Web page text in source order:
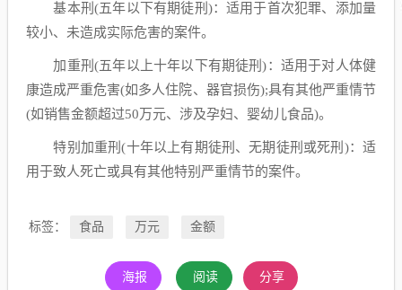
基本刑(五年以下有期徒刑)：适用于首次犯罪、添加量
较小、未造成实际危害的案件。
加重刑(五年以上十年以下有期徒刑)：适用于对人体健
康造成严重危害(如多人住院、器官损伤);具有其他严重情节
(如销售金额超过50万元、涉及孕妇、婴幼儿食品)。
特别加重刑(十年以上有期徒刑、无期徒刑或死刑)：适
用于致人死亡或具有其他特别严重情节的案件。
标签： 食品 万元 金额
海报 阅读 分享